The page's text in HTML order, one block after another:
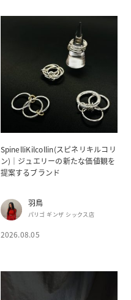
SpinelliKilcollin(スピネリキルコリ
ン)｜ジュエリーの新たな価値観を
提案するブランド
羽鳥
パリゴ ギンザ シックス店
2026.08.05